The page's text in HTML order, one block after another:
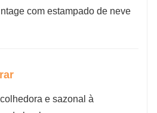
e sazonal à